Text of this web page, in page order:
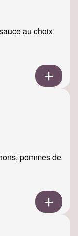
au choix
pommes de